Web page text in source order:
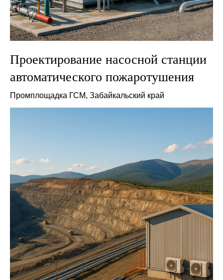
Проектирование насосной станции
автоматического пожаротушения
Промплощадка ГСМ, Забайкальский край